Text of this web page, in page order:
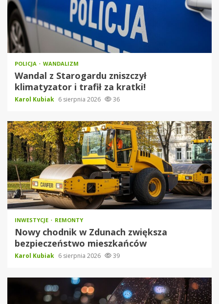
POLICJA WANDALIZM
Wandal z Starogardu zniszczył
klimatyzator i trafił za kratki!
Karol Kubiak 6 sierpnia 2026 36
INWESTYCJE REMONTY
Nowy chodnik w Zdunach zwiększa
bezpieczeństwo mieszkańców
Karol Kubiak 6 sierpnia 2026 39